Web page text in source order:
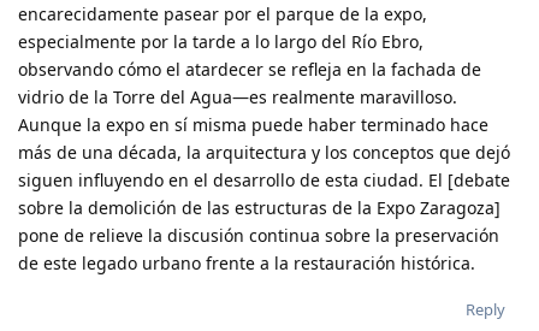
encarecidamente pasear por el parque de la expo,
especialmente por la tarde a lo largo del Río Ebro,
observando cómo el atardecer se refleja en la fachada de
vidrio de la Torre del Agua—es realmente maravilloso.
Aunque la expo en sí misma puede haber terminado hace
más de una década, la arquitectura y los conceptos que dejó
siguen influyendo en el desarrollo de esta ciudad. El [debate
sobre la demolición de las estructuras de la Expo Zaragoza]
pone de relieve la discusión continua sobre la preservación
de este legado urbano frente a la restauración histórica.
Reply